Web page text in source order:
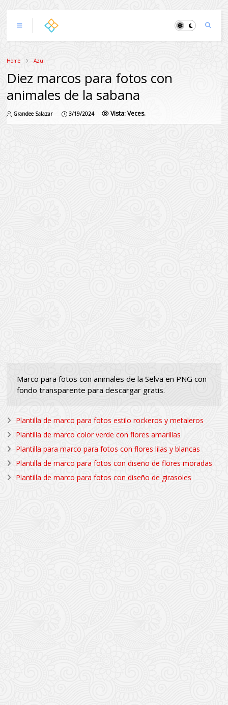
Home Azul
Diez marcos para fotos con
animales de la sabana
Grandee Salazar 3/19/2024 Vista:Veces.
Marco para fotos con animales de la Selva en PNG con
fondo transparente para descargar gratis.
Plantilla de marco para fotos estilo rockeros y metaleros
Plantilla de marco color verde con flores amarillas
Plantilla para marco para fotos con flores lilas y blancas
Plantilla de marco para fotos con diseño de flores moradas
Plantilla de marco para fotos con diseño de girasoles